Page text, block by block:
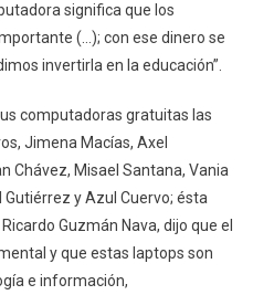
significa que los
(…); con ese dinero se
invertirla en la educación”.
computadoras gratuitas las
Jimena Macías, Axel
Chávez, Misael Santana, Vania
y Azul Cuervo; ésta
Guzmán Nava, dijo que el
y que estas laptops son
e información,